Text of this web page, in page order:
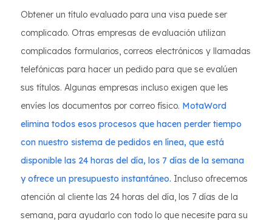
Obtener un título evaluado para una visa puede ser
complicado. Otras empresas de evaluación utilizan
complicados formularios, correos electrónicos y llamadas
telefónicas para hacer un pedido para que se evalúen
sus títulos. Algunas empresas incluso exigen que les
envíes los documentos por correo físico. MotaWord
elimina todos esos procesos que hacen perder tiempo
con nuestro sistema de pedidos en línea, que está
disponible las 24 horas del día, los 7 días de la semana
y ofrece un presupuesto instantáneo. Incluso ofrecemos
atención al cliente las 24 horas del día, los 7 días de la
semana, para ayudarlo con todo lo que necesite para su